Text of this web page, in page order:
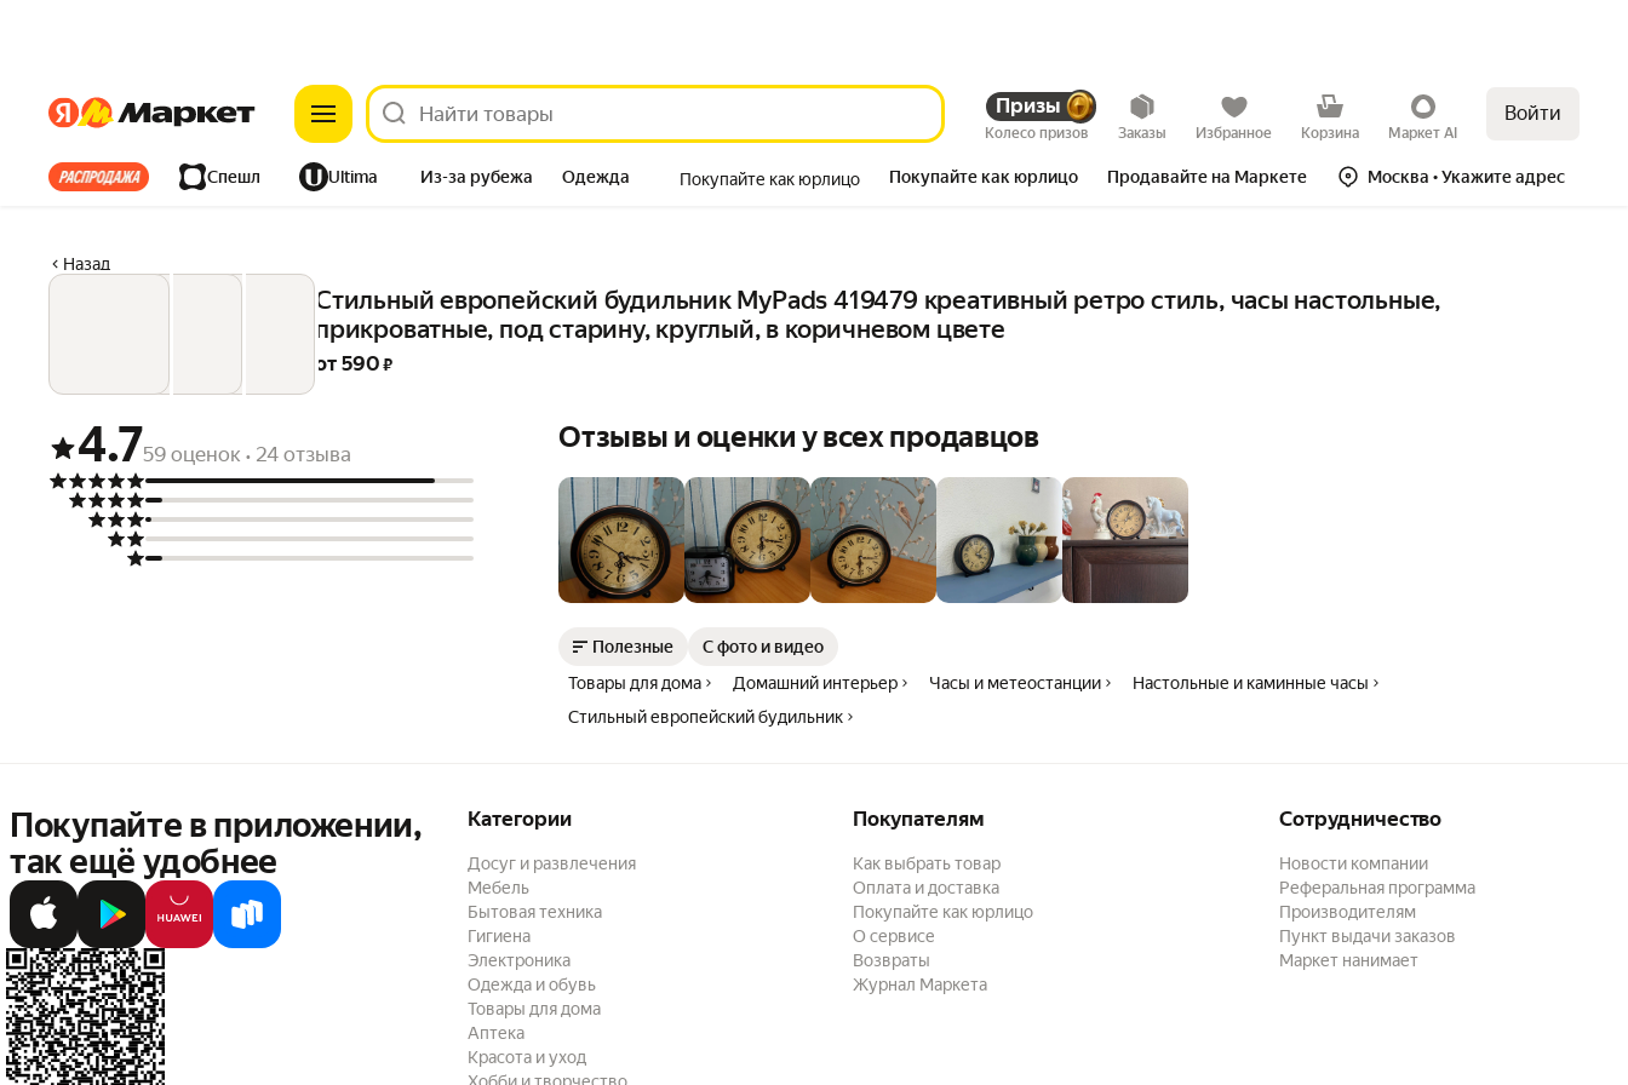
ЯндексЯндекс Призы
Колесо призов Заказы Избранное Корзина Маркет AI
Войти
Все хиты Спешл Ultima Из-за рубежа Одежда Покупайте как юрлицо Покупайте как юрлицо Продавайте на Маркете Москва • Укажите адрес
Назад
Стильный европейский будильник MyPads 419479 креативный ретро стиль, часы настольные,
прикроватные, под старину, круглый, в коричневом цвете
от 590 ₽
4.759 оценок • 24 отзыва Отзывы и оценки у всех продавцов
Полезные
С фото и видео
Товары для дома
Домашний интерьер Часы и метеостанции
Настольные и каминные часы
Стильный европейский будильник
Покупайте в приложении,
так ещё удобнее
Категории
Досуг и развлечения
Мебель
Бытовая техника
Гигиена
Электроника
Одежда и обувь
Товары для дома
Аптека
Красота и уход
Покупателям
Как выбрать товар
Оплата и доставка
Покупайте как юрлицо
О сервисе
Возвраты
Журнал Маркета
Сотрудничество
Новости компании
Реферальная программа
Производителям
Пункт выдачи заказов
Маркет нанимает